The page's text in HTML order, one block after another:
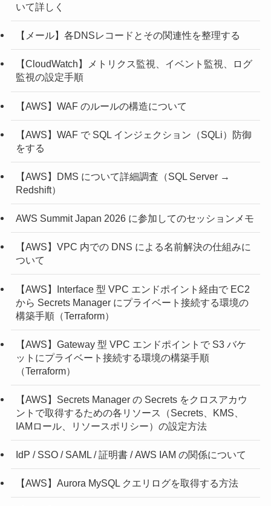
いて詳しく
【メール】各DNSレコードとその関連性を整理する
【CloudWatch】メトリクス監視、イベント監視、ログ
監視の設定手順
【AWS】WAF のルールの構造について
【AWS】WAF で SQL インジェクション（SQLi）防御
をする
【AWS】DMS について詳細調査（SQL Server →
Redshift）
AWS Summit Japan 2026 に参加してのセッションメモ
【AWS】VPC 内での DNS による名前解決の仕組みに
ついて
【AWS】Interface 型 VPC エンドポイント経由で EC2
から Secrets Manager にプライベート接続する環境の
構築手順（Terraform）
【AWS】Gateway 型 VPC エンドポイントで S3 バケ
ットにプライベート接続する環境の構築手順
（Terraform）
【AWS】Secrets Manager の Secrets をクロスアカウ
ントで取得するための各リソース（Secrets、KMS、
IAMロール、リソースポリシー）の設定方法
IdP / SSO / SAML / 証明書 / AWS IAM の関係について
【AWS】Aurora MySQL クエリログを取得する方法